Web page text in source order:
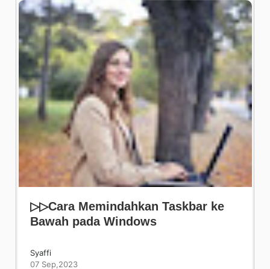
▷▷Cara Memindahkan Taskbar ke
Bawah pada Windows
Syaffi
07 Sep,2023